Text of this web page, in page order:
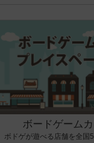
ボードゲーム
ボドゲが遊べる店舗を全国